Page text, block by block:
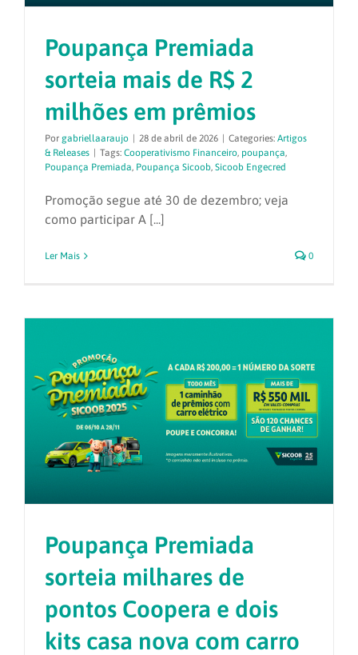
Poupança Premiada
sorteia mais de R$ 2
milhões em prêmios
Por gabriellaaraujo | 28 de abril de 2026 | Categories: Artigos
& Releases | Tags: Cooperativismo Financeiro, poupança,
Poupança Premiada, Poupança Sicoob, Sicoob Engecred
Promoção segue até 30 de dezembro; veja
como participar A [...]
Ler Mais 0
Poupança Premiada
sorteia milhares de
pontos Coopera e dois
kits casa nova com carro